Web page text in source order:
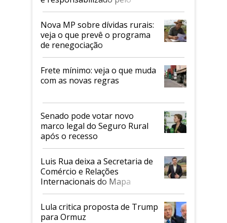
tarifaço dos EUA
Nova MP sobre dívidas rurais:
veja o que prevê o programa
de renegociação
Frete mínimo: veja o que muda
com as novas regras
Senado pode votar novo
marco legal do Seguro Rural
após o recesso
Luis Rua deixa a Secretaria de
Comércio e Relações
Internacionais do Mapa
Lula critica proposta de Trump
para Ormuz